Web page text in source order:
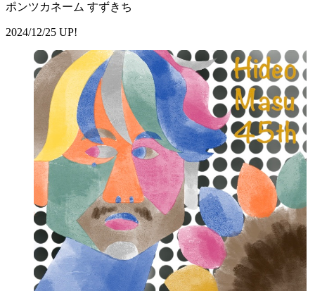
ポンツカネーム すずきち
2024/12/25 UP!